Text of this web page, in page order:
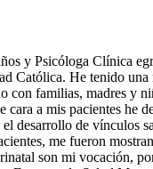
y Psicóloga Clínica
Católica. He tenido una
con familias, madres y
cara a mis pacientes he
desarrollo de vínculos
me fueron
son mi vocación,